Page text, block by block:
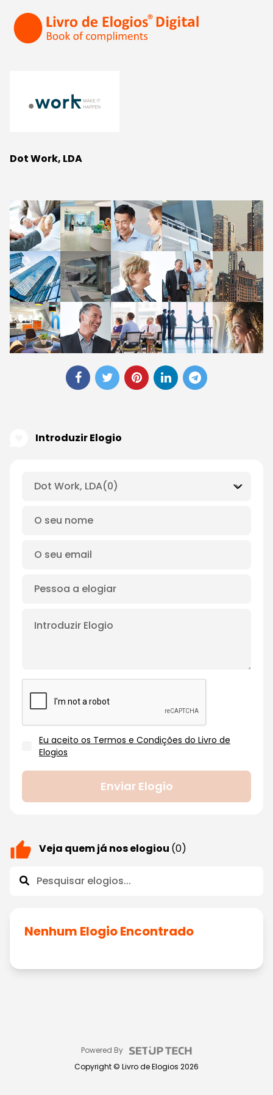
Dot Work, LDA
Veja quem já nos elogiou (0)
Nenhum Elogio Encontrado
Introduzir Elogio
Eu aceito os Termos e Condições do Livro de
Elogios
Enviar Elogio
Powered By
Copyright © Livro de Elogios 2026